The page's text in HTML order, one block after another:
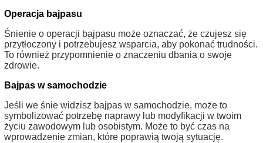
Operacja bajpasu
Śnienie o operacji bajpasu może oznaczać, że czujesz się
przytłoczony i potrzebujesz wsparcia, aby pokonać trudności.
To również przypomnienie o znaczeniu dbania o swoje
zdrowie.
Bajpas w samochodzie
Jeśli we śnie widzisz bajpas w samochodzie, może to
symbolizować potrzebę naprawy lub modyfikacji w twoim
życiu zawodowym lub osobistym. Może to być czas na
wprowadzenie zmian, które poprawią twoją sytuację.